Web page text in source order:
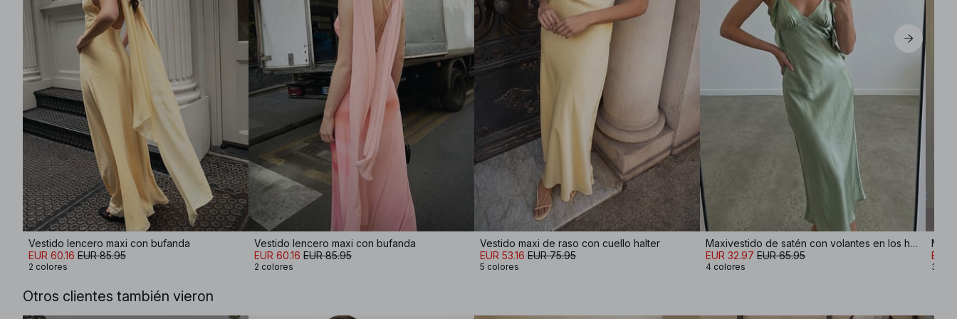
Vestido lencero maxi con bufanda
EUR 60.16 EUR 85.95
2 colores
Vestido lencero maxi con bufanda
EUR 60.16 EUR 85.95
2 colores
Vestido maxi de raso con cuello halter
EUR 53.16 EUR 75.95
5 colores
Maxivestido de satén con volantes en los hombros
EUR 32.97 EUR 65.95
4 colores
EUR
3
Otros clientes también vieron